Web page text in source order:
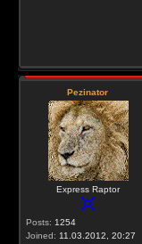
Pezinator
Express Raptor
Posts: 1254
Joined: 11.03.2012, 20:27